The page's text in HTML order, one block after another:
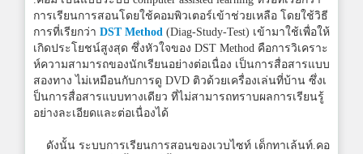
การเรียนการสอนโดยใช้คอมพิวเตอร์เข้าช่วยเหลือ โดยใช้วิธี
การที่เรียกว่า DST Method (Diag-Study-Test) เข้ามาใช้เพื่อให้
เกิดประโยชน์สูงสุด ซึ่งหัวใจของ DST Method คือการวิเคราะ
ห์ความสามารถของนักเรียนอย่างต่อเนื่อง เป็นการสื่อสารแบบ
สองทาง ไม่เหมือนกับการดู DVD ติวด้วยเครื่องเล่นที่บ้าน ซึ่งเ
ป็นการสื่อสารแบบทางเดียว ที่ไม่สามารถทราบผลการเรียนรู้
อย่างละเอียดและต่อเนื่องได้
ดังนั้น ระบบการเรียนการสอนของเวบไซท์ เด็กทาเล้นท์.คอ